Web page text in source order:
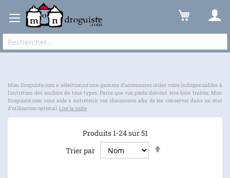
Expédition sous 48 à 72h et frais de port à partir de 6,90 € !
Entretien du Linge
Mon Droguiste.com a sélectionné une gamme d'accessoires utiles voire indispensables à
l'entretien des souliers de tous types. Parce que vos pieds doivent être bien traités, Mon
Droguiste.com vous aide à entretenir vos chaussures afin de les conserver dans un état
d'utilisation optimal.Lire la suite
Produits1-24sur51
Trier par